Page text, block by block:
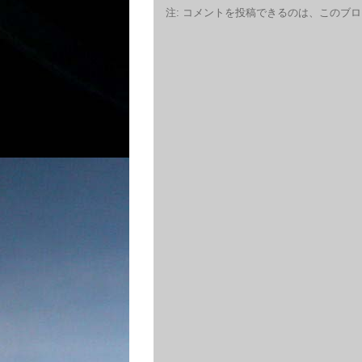
注: コメントを投稿できるのは、このブロ